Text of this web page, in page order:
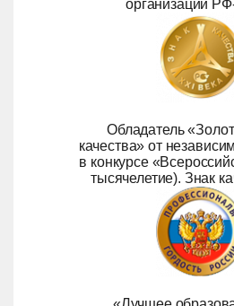
организаций
Обладатель
качества» от
в конкурсе
тысячелетие). Знак